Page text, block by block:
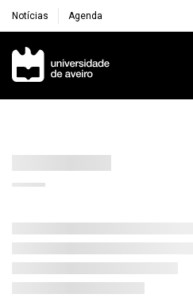
Notícias Agenda
Navegação Principal